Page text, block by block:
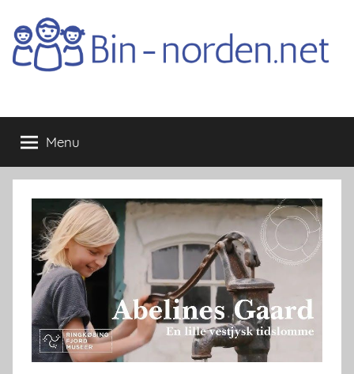
content
Bin-
norden.net
Menu